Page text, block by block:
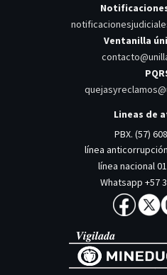
Ventanilla
Lineas de
PBX. (57)
línea
línea nacional
Whatsapp +57